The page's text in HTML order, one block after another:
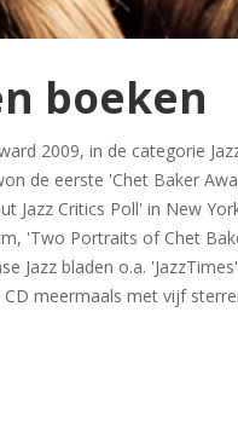
boeken
2009, in de categorie
de eerste 'Chet Baker
Jazz Critics Poll' in New
'Two Portraits of Chet
Jazz bladen o.a.
meermaals met vijf